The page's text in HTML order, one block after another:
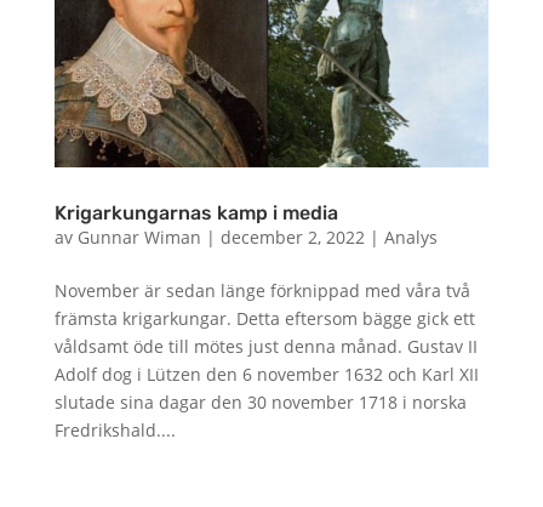
Krigarkungarnas kamp i media
av Gunnar Wiman | december 2, 2022 | Analys
November är sedan länge förknippad med våra två
främsta krigarkungar. Detta eftersom bägge gick ett
våldsamt öde till mötes just denna månad. Gustav II
Adolf dog i Lützen den 6 november 1632 och Karl XII
slutade sina dagar den 30 november 1718 i norska
Fredrikshald....